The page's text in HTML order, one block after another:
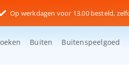
Op werkdagen voor 13.00 besteld,
Buiten Buitenspeelgoed